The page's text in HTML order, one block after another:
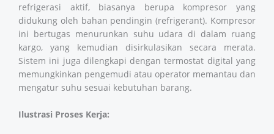
refrigerasi aktif, biasanya berupa kompresor yang
didukung oleh bahan pendingin (refrigerant). Kompresor
ini bertugas menurunkan suhu udara di dalam ruang
kargo, yang kemudian disirkulasikan secara merata.
Sistem ini juga dilengkapi dengan termostat digital yang
memungkinkan pengemudi atau operator memantau dan
mengatur suhu sesuai kebutuhan barang.
Ilustrasi Proses Kerja: